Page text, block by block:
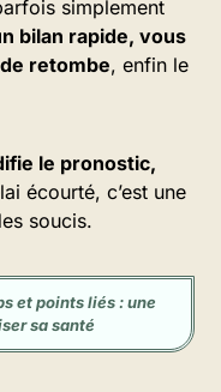
simplement
bilan rapide, vous
retombe, enfin le
le pronostic,
écourté, c’est une
soucis.
et points liés : une
sa santé